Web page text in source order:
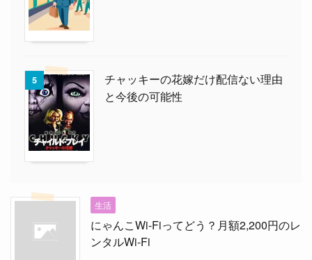
5
チャッキーの花嫁だけ配信ない理由
と今後の可能性
生活
にゃんこWi-Fiってどう？月額2,200円のレ
ンタルWi-Fi